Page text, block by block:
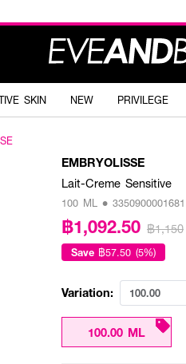
SKIN NEW PRIVILEGE
EMBRYOLISSE
Lait-Creme Sensitive
100 ML • 3350900001681
฿1,092.50 ฿1,150
Save ฿57.50 (5%)
Variation: 100.00
100.00 ML